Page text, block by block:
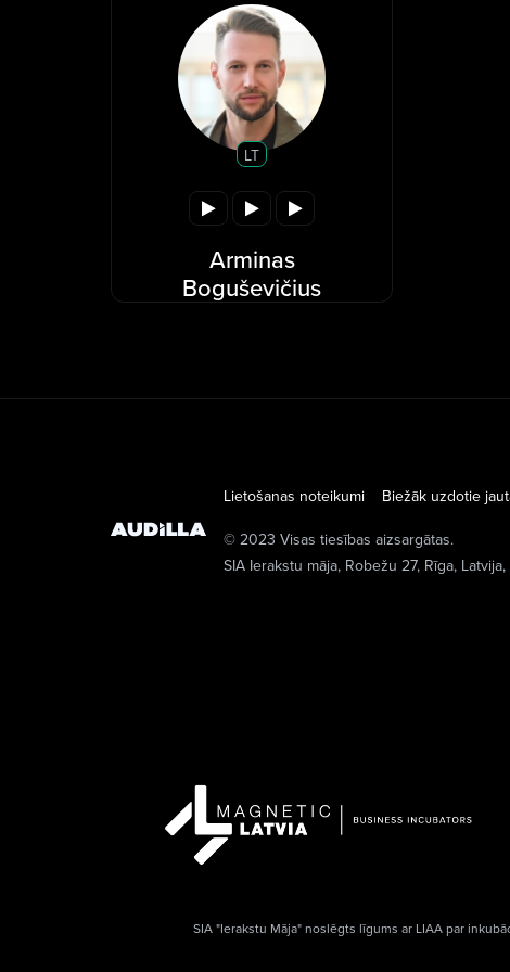
LT
Arminas
Boguševičius
Lietošanas noteikumi Biežāk uzdotie
© 2023 Visas tiesības aizsargātas.
SIA Ierakstu māja, Robežu 27, Rīga,
SIA "Ierakstu Māja" noslēgts līgums ar LIAA par